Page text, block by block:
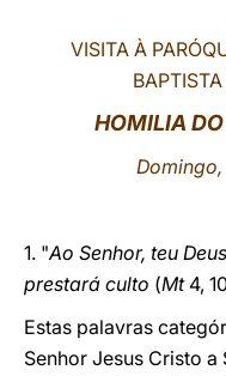
VISITA À
HOMILIA
Domingo,
1. "Ao Senhor, teu
prestará culto (Mt4,
Estas palavras
Senhor Jesus Cristo